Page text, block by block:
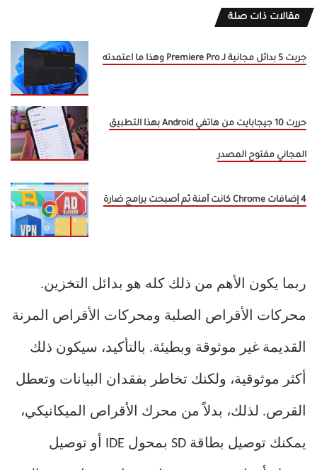
مقالات ذات صلة
جربت 5 بدائل مجانية لـ Premiere Pro وهذا ما اعتمدته
حررت 10 جيجابايت من هاتفي Android بهذا التطبيق
المجاني مفتوح المصدر
4 إضافات Chrome كانت آمنة ثم أصبحت برامج ضارة
ربما يكون الأهم من ذلك كله هو بدائل التخزين.
محركات الأقراص الصلبة ومحركات الأقراص المرنة
القديمة غير موثوقة وبطيئة. بالتأكيد، سيكون ذلك
أكثر موثوقية، ولكنك تخاطر بفقدان البيانات وتعطل
القرص. لذلك، بدلاً من محرك الأقراص الميكانيكي،
يمكنك توصيل بطاقة SD بمحول IDE أو توصيل